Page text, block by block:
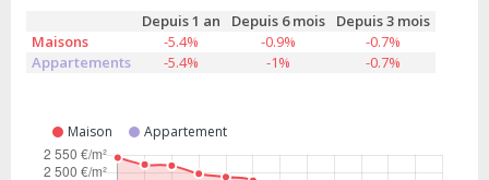
Depuis 1 an Depuis 6 mois
Depuis 3 mois
Maisons
-5.4% -0.9%
-0.7%
Appartements
-5.4% -1% -0.7%
Maison Appartement